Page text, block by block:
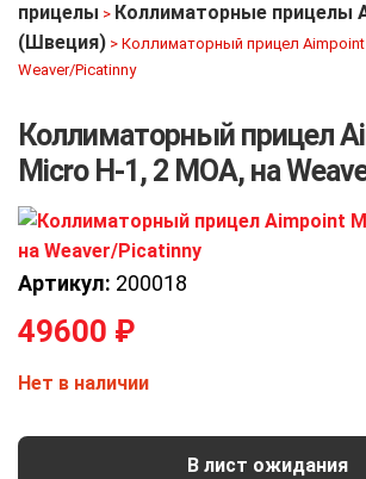
прицелы > Коллиматорные прицелы
(Швеция) > Коллиматорный прицел
Weaver/Picatinny
Коллиматорный прицел
Micro H-1, 2 МОА, на
Артикул: 200018
49600 ₽
Нет в наличии
В лист ожидания